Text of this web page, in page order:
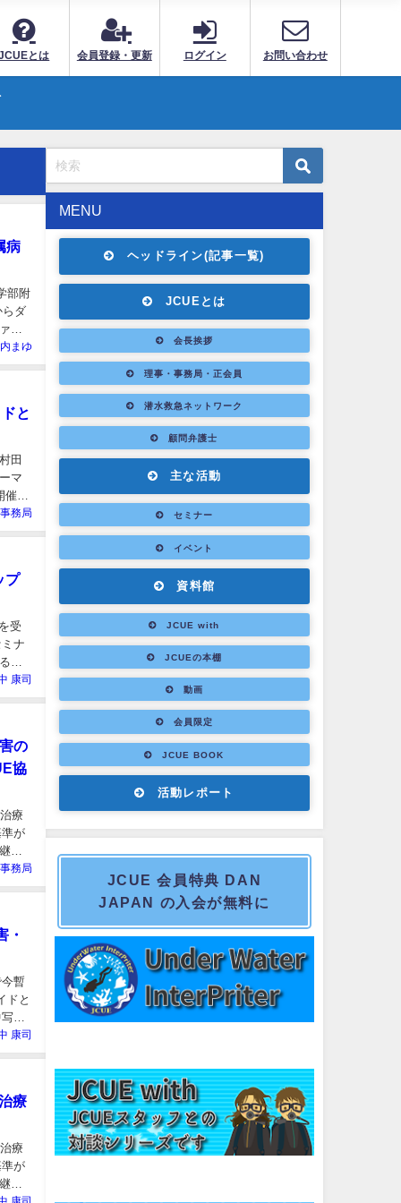
とは 会員登録・更新 ログイン お問い合わせ
病
部附
ダ
ー
まゆ
と
田
マ
さ
務局
プ
受
ナ
場
康司
の
協
療
が
続
務局
・
暫
ドと
真
康司
療
療
が
続
MENU
ヘッドライン(記事一覧)
JCUEとは
会長挨拶
理事・事務局・正会員
潜水救急ネットワーク
顧問弁護士
主な活動
セミナー
イベント
資料館
JCUE with
JCUEの本棚
動画
会員限定
JCUE BOOK
活動レポート
JCUE 会員特典 DAN
JAPAN の入会が無料に